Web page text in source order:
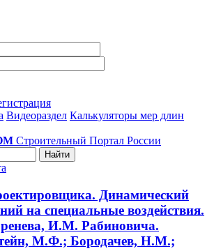
Видеораздел Калькуляторы мер длин
Строительный Портал России
Найти
Динамический
на специальные воздействия.
И.М. Рабиновича.
М.Ф.; Бородачев, Н.М.;